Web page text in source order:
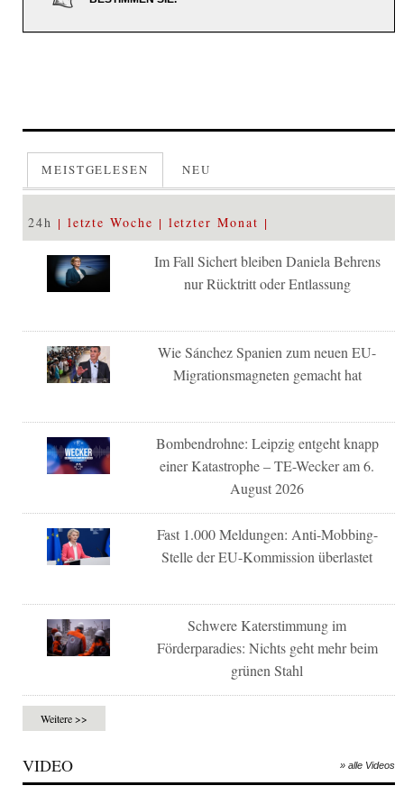
MEISTGELESEN NEU
24h letzte Woche letzter Monat
Im Fall Sichert bleiben Daniela Behrens
nur Rücktritt oder Entlassung
Wie Sánchez Spanien zum neuen EU-
Migrationsmagneten gemacht hat
Bombendrohne: Leipzig entgeht knapp
einer Katastrophe – TE-Wecker am 6.
August 2026
Fast 1.000 Meldungen: Anti-Mobbing-
Stelle der EU-Kommission überlastet
Schwere Katerstimmung im
Förderparadies: Nichts geht mehr beim
grünen Stahl
Weitere >>
VIDEO » alle Videos